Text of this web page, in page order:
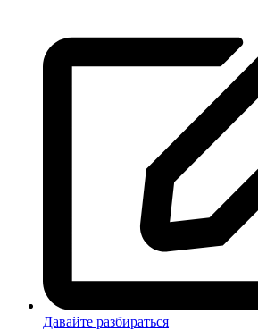
Давайте разбираться